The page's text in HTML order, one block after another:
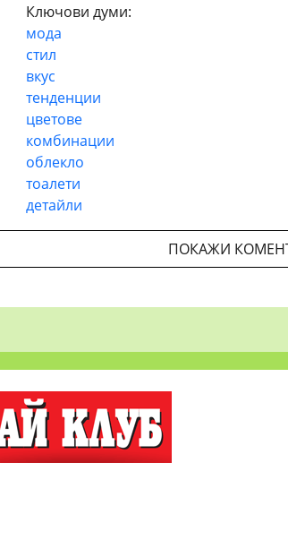
Ключови думи:
мода
стил
вкус
тенденции
цветове
комбинации
облекло
тоалети
детайли
ПОКАЖИ